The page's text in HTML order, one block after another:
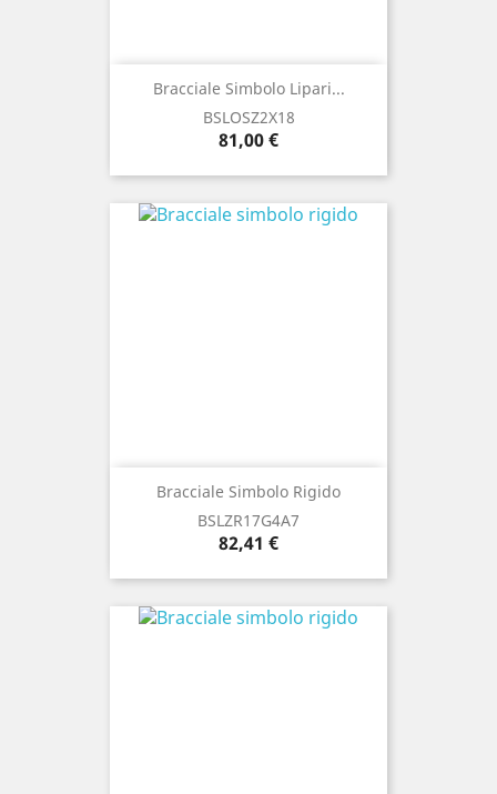
Bracciale Simbolo Lipari...
BSLOSZ2X18
Prezzo
81,00 €
Bracciale Simbolo Rigido
BSLZR17G4A7
Prezzo
82,41 €